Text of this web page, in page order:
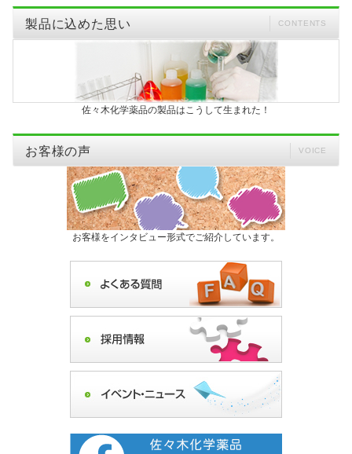
製品に込めた思い CONTENTS
佐々木化学薬品の製品はこうして生まれた！
お客様の声 VOICE
お客様をインタビュー形式でご紹介しています。